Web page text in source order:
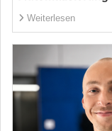
Weiterlesen